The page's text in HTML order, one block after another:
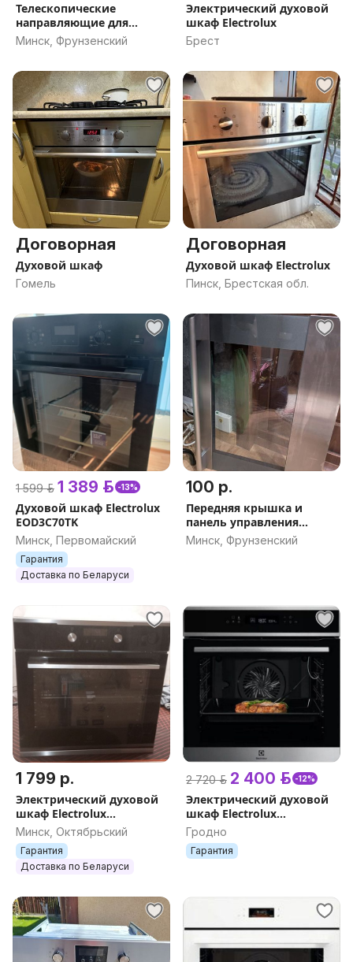
Телескопические
направляющие для
духовки
Минск, Фрунзенский
Электрический духовой
шкаф Electrolux
Брест
Договорная
Духовой шкаф
Гомель
Договорная
Духовой шкаф Electrolux
Пинск, Брестская обл.
1 599 р. 1 389 р. -13%
Духовой шкаф Electrolux
EOD3C70TK
Минск, Первомайский
Гарантия
Доставка по Беларуси
100 р.
Передняя крышка и
панель управления
Electrolux
Минск, Фрунзенский
1 799 р.
Электрический духовой
шкаф Electrolux
KOCDH71X Рассрочка,
Гарантия, Доставка,
Самовывоз
Минск, Октябрьский
Гарантия
Доставка по Беларуси
2 720 р. 2 400 р. -12%
Электрический духовой
шкаф Electrolux
COE7P31X2
Гродно
Гарантия